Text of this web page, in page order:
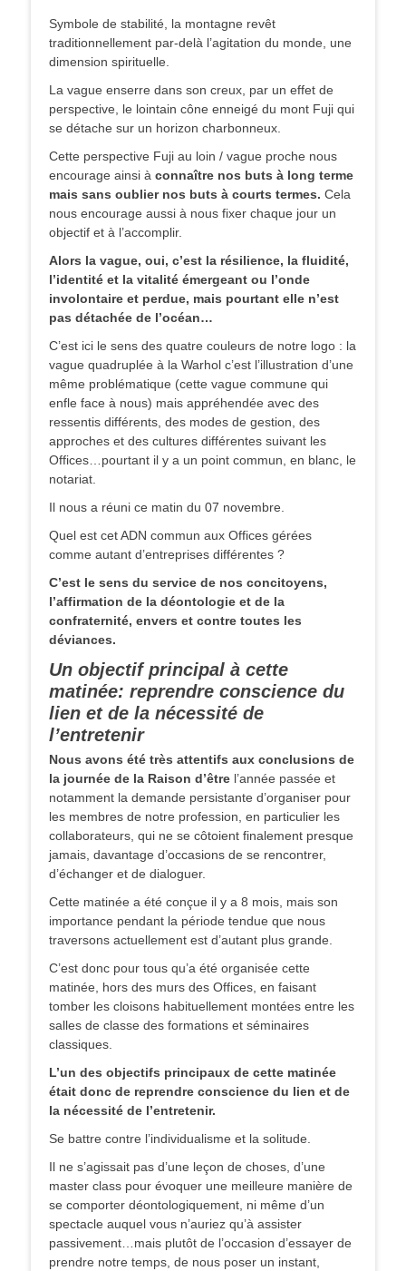
Symbole de stabilité, la montagne revêt
traditionnellement par-delà l’agitation du monde, une
dimension spirituelle.
La vague enserre dans son creux, par un effet de
perspective, le lointain cône enneigé du mont Fuji qui
se détache sur un horizon charbonneux.
Cette perspective Fuji au loin / vague proche nous
encourage ainsi à connaître nos buts à long terme
mais sans oublier nos buts à courts termes. Cela
nous encourage aussi à nous fixer chaque jour un
objectif et à l’accomplir.
Alors la vague, oui, c’est la résilience, la fluidité,
l’identité et la vitalité émergeant ou l’onde
involontaire et perdue, mais pourtant elle n’est
pas détachée de l’océan…
C’est ici le sens des quatre couleurs de notre logo : la
vague quadruplée à la Warhol c’est l’illustration d’une
même problématique (cette vague commune qui
enfle face à nous) mais appréhendée avec des
ressentis différents, des modes de gestion, des
approches et des cultures différentes suivant les
Offices…pourtant il y a un point commun, en blanc, le
notariat.
Il nous a réuni ce matin du 07 novembre.
Quel est cet ADN commun aux Offices gérées
comme autant d’entreprises différentes ?
C’est le sens du service de nos concitoyens,
l’affirmation de la déontologie et de la
confraternité, envers et contre toutes les
déviances.
Un objectif principal à cette
matinée: reprendre conscience du
lien et de la nécessité de
l’entretenir
Nous avons été très attentifs aux conclusions de
la journée de la Raison d’être l’année passée et
notamment la demande persistante d’organiser pour
les membres de notre profession, en particulier les
collaborateurs, qui ne se côtoient finalement presque
jamais, davantage d’occasions de se rencontrer,
d’échanger et de dialoguer.
Cette matinée a été conçue il y a 8 mois, mais son
importance pendant la période tendue que nous
traversons actuellement est d’autant plus grande.
C’est donc pour tous qu’a été organisée cette
matinée, hors des murs des Offices, en faisant
tomber les cloisons habituellement montées entre les
salles de classe des formations et séminaires
classiques.
L’un des objectifs principaux de cette matinée
était donc de reprendre conscience du lien et de
la nécessité de l’entretenir.
Se battre contre l’individualisme et la solitude.
Il ne s’agissait pas d’une leçon de choses, d’une
master class pour évoquer une meilleure manière de
se comporter déontologiquement, ni même d’un
spectacle auquel vous n’auriez qu’à assister
passivement…mais plutôt de l’occasion d’essayer de
prendre notre temps, de nous poser un instant,